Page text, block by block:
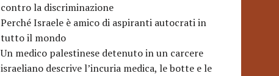
contro la discriminazione
Perché Israele è amico di aspiranti autocrati in
tutto il mondo
Un medico palestinese detenuto in un carcere
israeliano descrive l’incuria medica, le botte e le